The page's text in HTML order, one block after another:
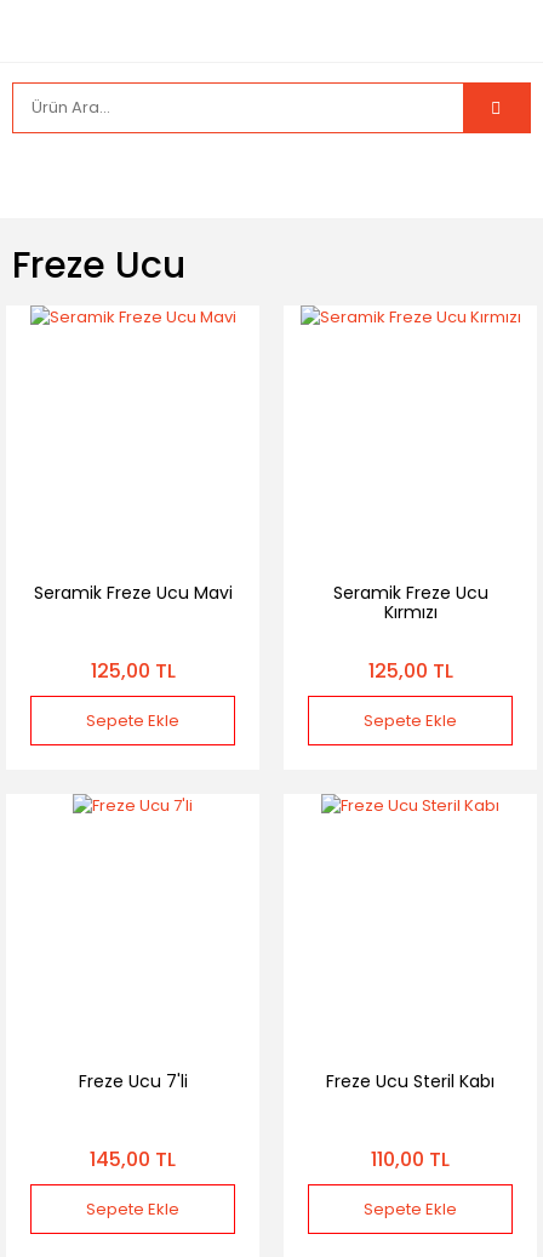
Freze Ucu
Seramik Freze Ucu Mavi
125,00 TL
Sepete Ekle
Seramik Freze Ucu
Kırmızı
125,00 TL
Sepete Ekle
Freze Ucu 7'li
145,00 TL
Sepete Ekle
Freze Ucu Steril Kabı
110,00 TL
Sepete Ekle